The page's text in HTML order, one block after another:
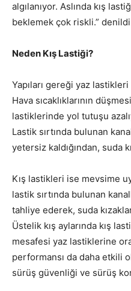
algılanıyor. Aslında kış
beklemek çok riskli.”
Neden Kış Lastiği?
Yapıları gereği yaz
Hava sıcaklıklarının
lastiklerinde yol tutuşu
Lastik sırtında bulunan
yetersiz kaldığından, suda
Kış lastikleri ise mevsime
lastik sırtında bulunan
tahliye ederek, suda
Üstelik kış aylarında kış
mesafesi yaz lastiklerine
performansı da daha etkili
sürüş güvenliği ve sürüş